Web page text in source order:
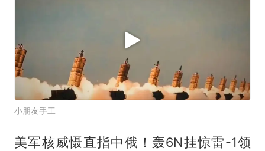
小朋友手工
美军核威慑直指中俄！轰6N挂惊雷-1领